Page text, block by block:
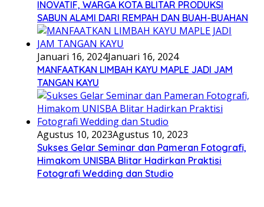
INOVATIF, WARGA KOTA BLITAR PRODUKSI
SABUN ALAMI DARI REMPAH DAN BUAH-BUAHAN
Januari 16, 2024Januari 16, 2024
MANFAATKAN LIMBAH KAYU MAPLE JADI JAM
TANGAN KAYU
Agustus 10, 2023Agustus 10, 2023
Sukses Gelar Seminar dan Pameran Fotografi,
Himakom UNISBA Blitar Hadirkan Praktisi
Fotografi Wedding dan Studio